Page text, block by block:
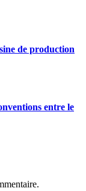
de production
entre le